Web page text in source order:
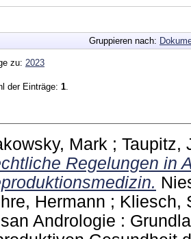
Gruppieren nach:
zu: 2023
der Einträge: 1
Mark ; Taupitz,
Regelungen in
Hermann ; Kliesch,
Andrologie :